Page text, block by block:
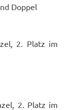
Doppel
2. Platz im
2. Platz im